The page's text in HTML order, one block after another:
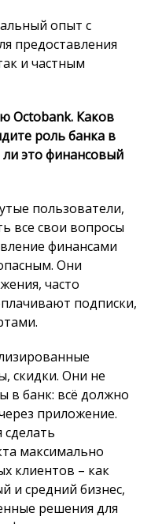
опыт с
предоставления
и частным
Octobank. Каков
роль банка в
это финансовый
пользователи,
все свои вопросы
финансами
Они
часто
подписки,
скидки. Они не
в банк: всё должно
приложение.
максимально
клиентов – как
и средний бизнес,
решения для